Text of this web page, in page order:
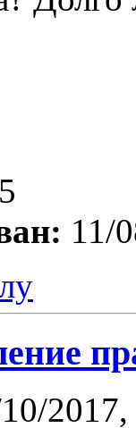
11/